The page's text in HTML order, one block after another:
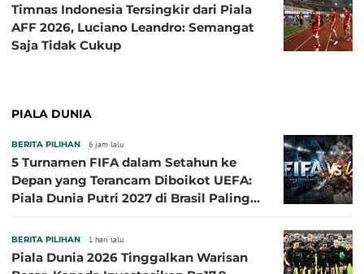
Timnas Indonesia Tersingkir dari Piala
AFF 2026, Luciano Leandro: Semangat
Saja Tidak Cukup
PIALA DUNIA
BERITA PILIHAN 6 jam lalu
5 Turnamen FIFA dalam Setahun ke
Depan yang Terancam Diboikot UEFA:
Piala Dunia Putri 2027 di Brasil Paling
BERITA PILIHAN 1 hari lalu
Piala Dunia 2026 Tinggalkan Warisan